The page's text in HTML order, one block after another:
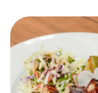
カレ
京都